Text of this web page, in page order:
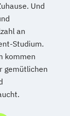
Und
an
Studium.
kommen
gemütlichen